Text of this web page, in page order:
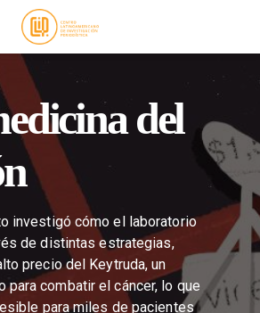
del
investigó cómo el laboratorio
de distintas estrategias,
precio del Keytruda, un
para combatir el cáncer, lo que
para miles de pacientes